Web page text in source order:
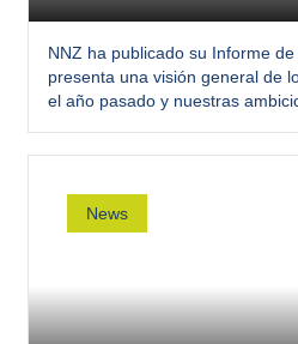
NNZ ha publicado su Informe
presenta una visión general de
el año pasado y nuestras
News